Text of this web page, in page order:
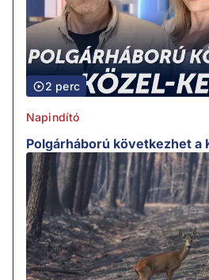
2 perc
Napindító
Polgárháború következhet a